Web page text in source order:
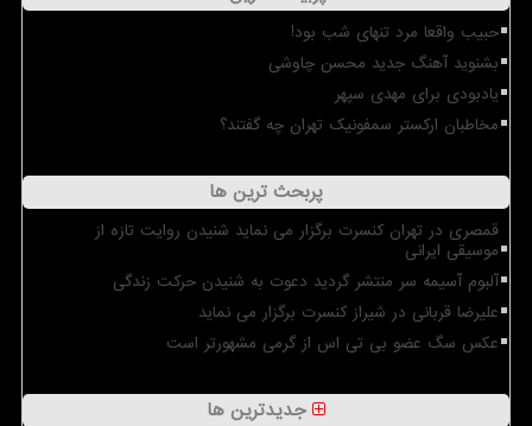
حبیب واقعا مرد تنهای شب بود!
بشنوید آهنگ جدید محسن چاوشی
یادبودی برای مهدی سپهر
مخاطبان ارکستر سمفونیک تهران چه گفتند؟
پربحث ترین ها
قمصری در تهران کنسرت برگزار می نماید شنیدن روایت تازه از
موسیقی ایرانی
آلبوم آسیمه سر منتشر گردید دعوت به شنیدن حرکت زندگی
علیرضا قربانی در شیراز کنسرت برگزار می نماید
عکس سگ عضو بی تی اس از گرمی مشهورتر است
جدیدترین ها